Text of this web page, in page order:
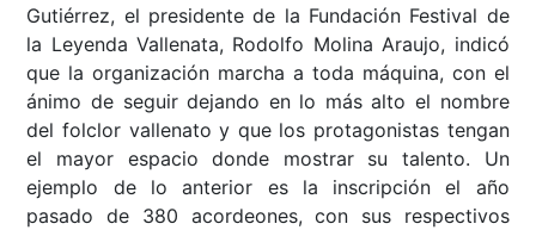
Gutiérrez, el presidente de la Fundación Festival de
la Leyenda Vallenata, Rodolfo Molina Araujo, indicó
que la organización marcha a toda máquina, con el
ánimo de seguir dejando en lo más alto el nombre
del folclor vallenato y que los protagonistas tengan
el mayor espacio donde mostrar su talento. Un
ejemplo de lo anterior es la inscripción el año
pasado de 380 acordeones, con sus respectivos